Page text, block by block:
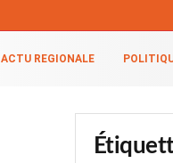
ACTU REGIONALE